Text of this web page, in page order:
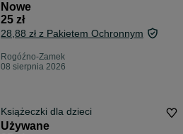
Nowe
25 zł
28,88 zł z Pakietem Ochronnym
Rogóźno-Zamek
08 sierpnia 2026
Książeczki dla dzieci
Używane